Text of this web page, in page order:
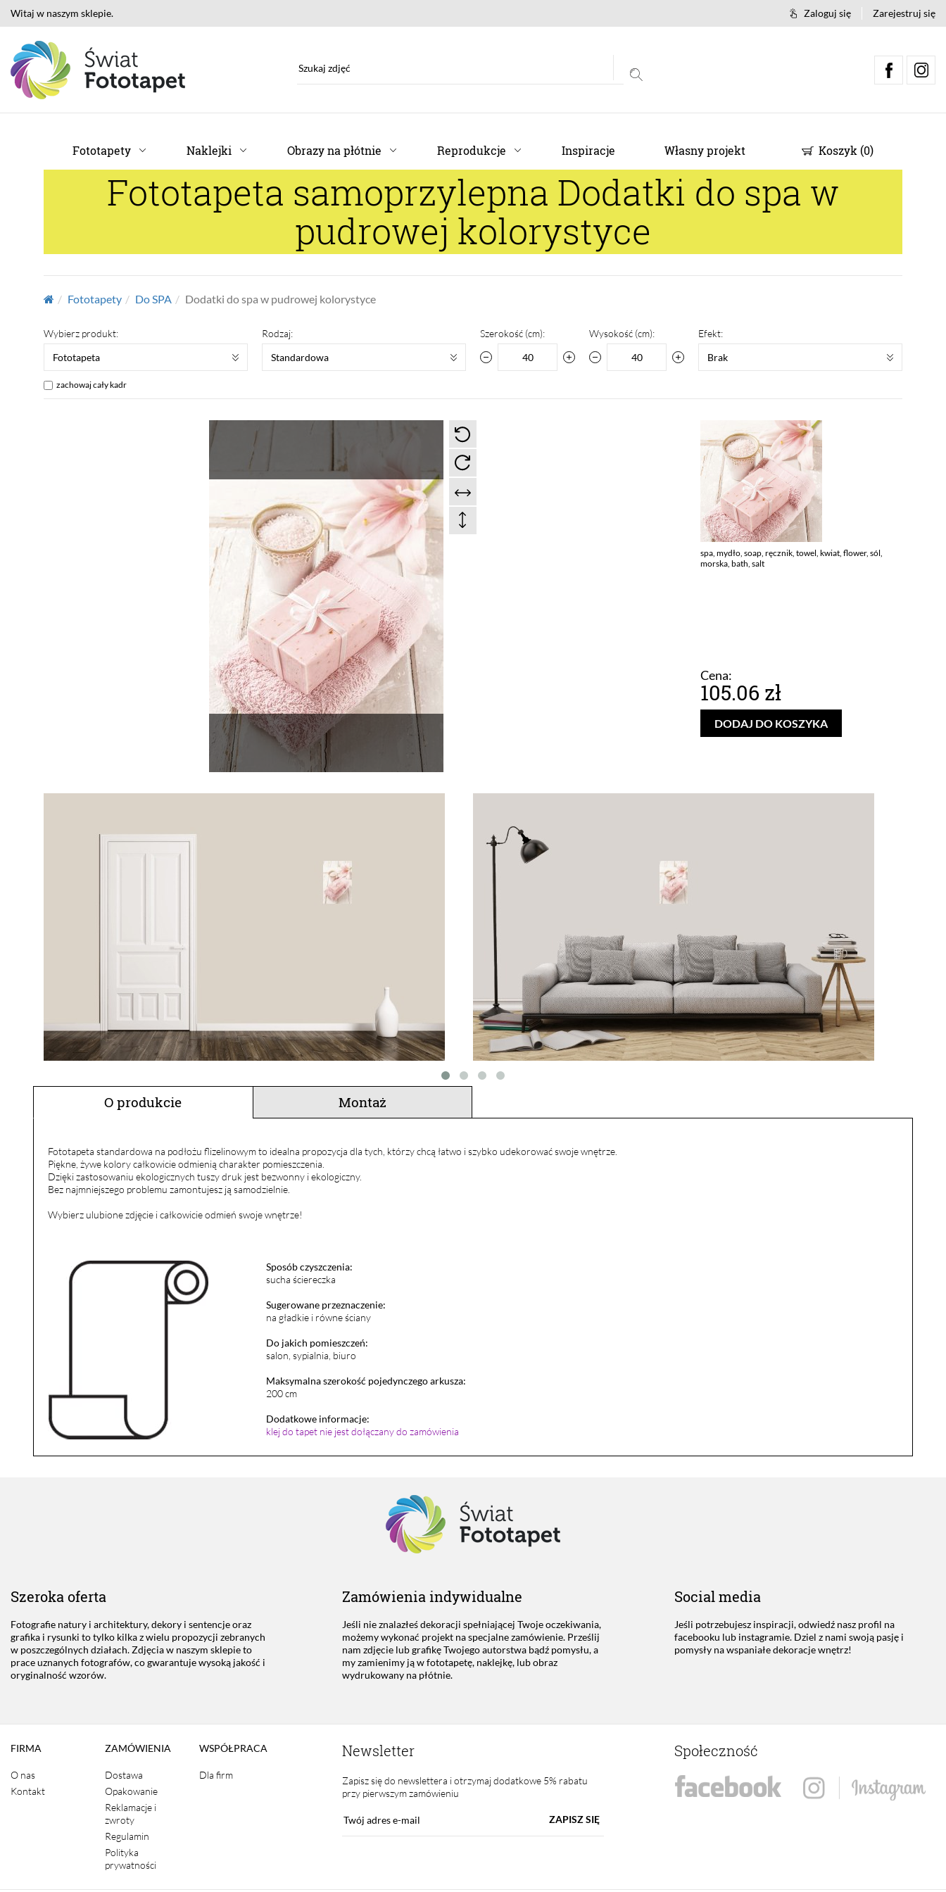
Witaj w naszym sklepie. Zaloguj się Zarejestruj się
Fototapety Naklejki Obrazy na płótnie Reprodukcje Inspiracje Własny projekt Koszyk (0)
Fototapeta samoprzylepna Dodatki do spa w
pudrowej kolorystyce
Fototapety Do SPA Dodatki do spa w pudrowej kolorystyce
Wybierz produkt:
Fototapeta
Rodzaj:
Standardowa
Szerokość (cm): Wysokość (cm):
Efekt:
Brak
zachowaj cały kadr
spa, mydło, soap, ręcznik, towel, kwiat, flower, sól,
morska, bath, salt
Cena:
105.06 zł
DODAJ DO KOSZYKA
O produkcie Montaż
Fototapeta standardowa na podłożu flizelinowym to idealna propozycja dla tych, którzy chcą łatwo i szybko udekorować swoje wnętrze.
Piękne, żywe kolory całkowicie odmienią charakter pomieszczenia.
Dzięki zastosowaniu ekologicznych tuszy druk jest bezwonny i ekologiczny.
Bez najmniejszego problemu zamontujesz ją samodzielnie.
Wybierz ulubione zdjęcie i całkowicie odmień swoje wnętrze!
Sposób czyszczenia:
sucha ściereczka
Sugerowane przeznaczenie:
na gładkie i równe ściany
Do jakich pomieszczeń:
salon, sypialnia, biuro
Maksymalna szerokość pojedynczego arkusza:
200 cm
Dodatkowe informacje:
klej do tapet nie jest dołączany do zamówienia
Szeroka oferta
Fotografie natury i architektury, dekory i sentencje oraz
grafika i rysunki to tylko kilka z wielu propozycji zebranych
w poszczególnych działach. Zdjęcia w naszym sklepie to
prace uznanych fotografów, co gwarantuje wysoką jakość i
oryginalność wzorów.
Zamówienia indywidualne
Jeśli nie znalazłeś dekoracji spełniającej Twoje oczekiwania,
możemy wykonać projekt na specjalne zamówienie. Prześlij
nam zdjęcie lub grafikę Twojego autorstwa bądź pomysłu, a
my zamienimy ją w fototapetę, naklejkę, lub obraz
wydrukowany na płótnie.
Social media
Jeśli potrzebujesz inspiracji, odwiedź nasz profil na
facebooku lub instagramie. Dziel z nami swoją pasję i
pomysły na wspaniałe dekoracje wnętrz!
FIRMA
O nas
Kontakt
ZAMÓWIENIA
Dostawa
Opakowanie
Reklamacje i
zwroty
Regulamin
Polityka
prywatności
WSPÓŁPRACA
Dla firm
Newsletter
Zapisz się do newslettera i otrzymaj dodatkowe 5% rabatu
przy pierwszym zamówieniu
ZAPISZ SIĘ
Społeczność